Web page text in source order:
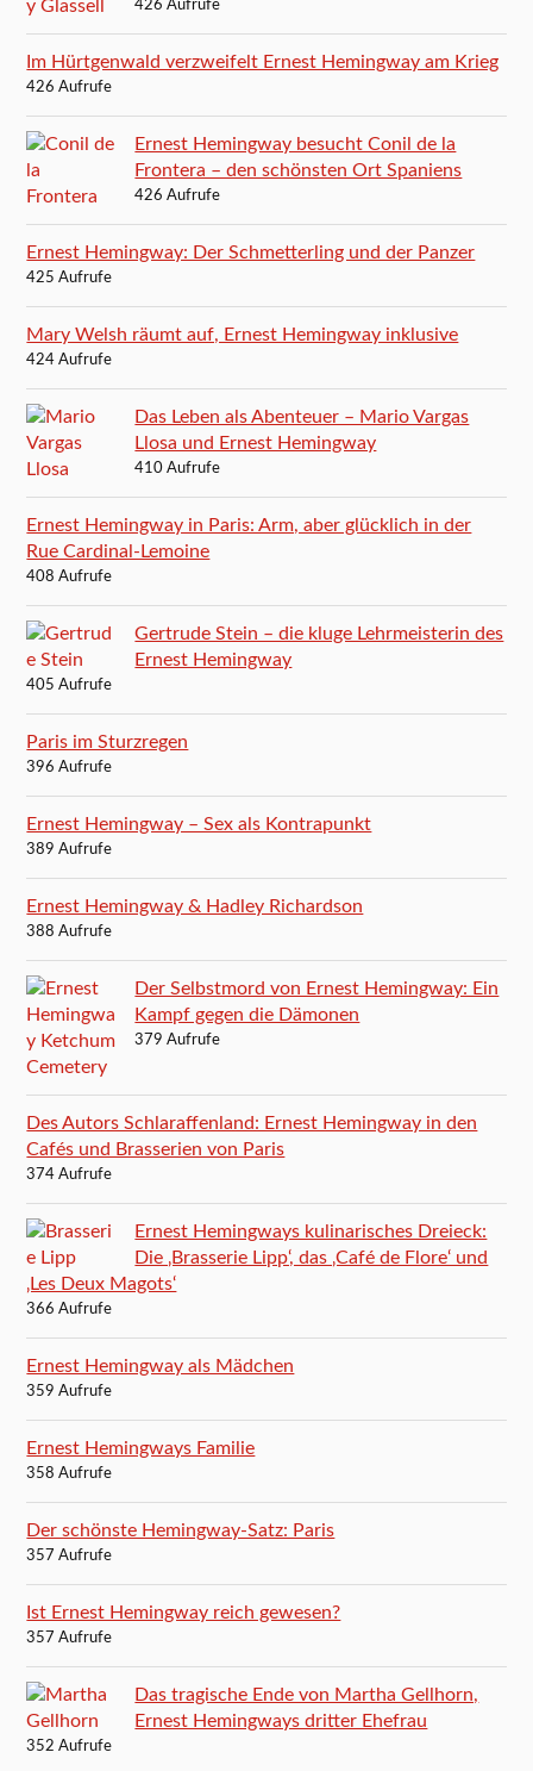
426 Aufrufe
Im Hürtgenwald verzweifelt Ernest Hemingway am Krieg
426 Aufrufe
Ernest Hemingway besucht Conil de la
Frontera – den schönsten Ort Spaniens
426 Aufrufe
Ernest Hemingway: Der Schmetterling und der Panzer
425 Aufrufe
Mary Welsh räumt auf, Ernest Hemingway inklusive
424 Aufrufe
Das Leben als Abenteuer – Mario Vargas
Llosa und Ernest Hemingway
410 Aufrufe
Ernest Hemingway in Paris: Arm, aber glücklich in der
Rue Cardinal-Lemoine
408 Aufrufe
Gertrude Stein – die kluge Lehrmeisterin des
Ernest Hemingway
405 Aufrufe
Paris im Sturzregen
396 Aufrufe
Ernest Hemingway – Sex als Kontrapunkt
389 Aufrufe
Ernest Hemingway & Hadley Richardson
388 Aufrufe
Der Selbstmord von Ernest Hemingway: Ein
Kampf gegen die Dämonen
379 Aufrufe
Des Autors Schlaraffenland: Ernest Hemingway in den
Cafés und Brasserien von Paris
374 Aufrufe
Ernest Hemingways kulinarisches Dreieck:
Die ‚Brasserie Lipp‘, das ‚Café de Flore‘ und
‚Les Deux Magots‘
366 Aufrufe
Ernest Hemingway als Mädchen
359 Aufrufe
Ernest Hemingways Familie
358 Aufrufe
Der schönste Hemingway-Satz: Paris
357 Aufrufe
Ist Ernest Hemingway reich gewesen?
357 Aufrufe
Das tragische Ende von Martha Gellhorn,
Ernest Hemingways dritter Ehefrau
352 Aufrufe